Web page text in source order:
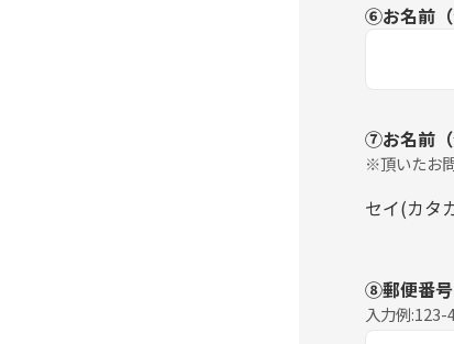
⑥お名前（
⑦お名前（
※頂いたお
セイ(カタ
⑧郵便番号
入力例:123-